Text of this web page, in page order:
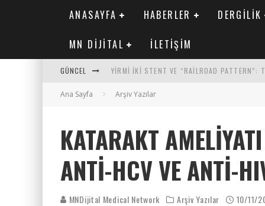
ANASAYFA HABERLER DERGILIK
MN DIJITAL İLETIŞIM
GÜNCEL YIRMI İKI STENT VE “RAILROAD PATTERN”:
SAFEN VEN GREFT HASTALIĞI ILE İLIŞKILI
MN KARDIYOLOJI YIL 33 SAYI 2 2026
Ana Sayfa Arşiv Yazılar
KATARAKT
ANTI-HCV VE ANTI-
MNDijital Medical Network Arşiv Yazılar 10/11/